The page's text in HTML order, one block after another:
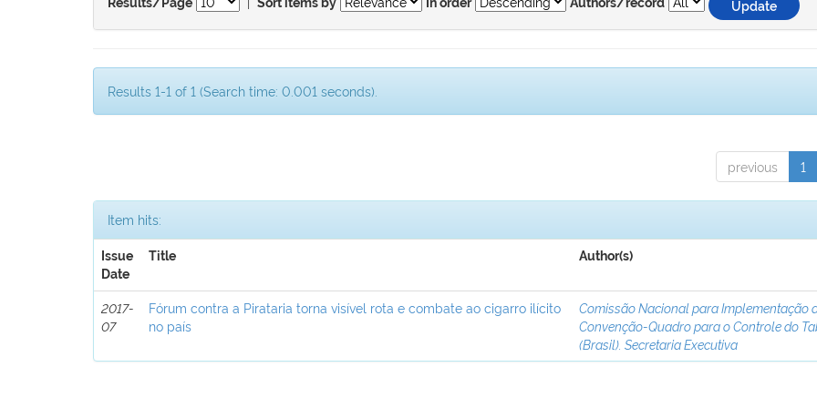
Results/Page Sort items by In order Authors/record
Results 1-1 of 1 (Search time: 0.001 seconds).
previous 1
Item hits:
Issue
Date
Title Author(s)
2017-
07
Fórum contra a Pirataria torna visível rota e combate ao cigarro ilícito
no país
Comissão Nacional para Implementação
Convenção-Quadro para o Controle do
(Brasil). Secretaria Executiva